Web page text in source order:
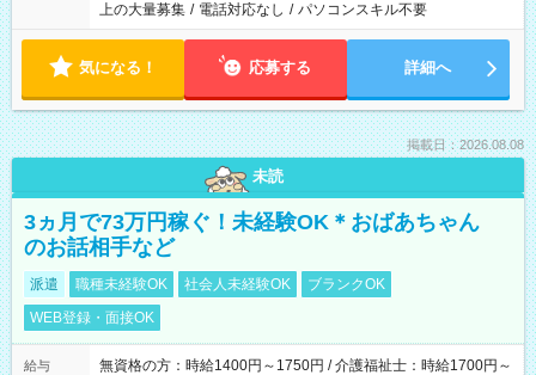
上の大量募集 / 電話対応なし / パソコンスキル不要
気になる！ 応募する 詳細へ
掲載日：2026.08.08
未読
3ヵ月で73万円稼ぐ！未経験OK＊おばあちゃん
のお話相手など
派遣 職種未経験OK 社会人未経験OK
ブランクOK
WEB登録・面接OK
給与
無資格の方：時給1400円～1750円 / 介護福祉士：時給1700円～